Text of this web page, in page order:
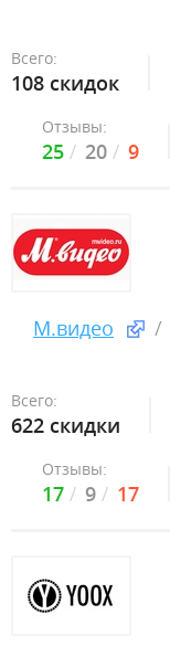
Всего:
108 скидок
Отзывы:
25 20 9
М.видео
Всего:
622 скидки
Отзывы:
17 9 17